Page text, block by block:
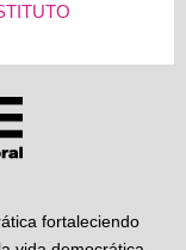
fortaleciendo